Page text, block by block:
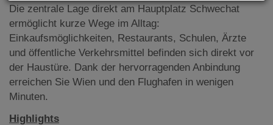
Die zentrale Lage direkt am Hauptplatz Schwechat
ermöglicht kurze Wege im Alltag:
Einkaufsmöglichkeiten, Restaurants, Schulen, Ärzte
und öffentliche Verkehrsmittel befinden sich direkt vor
der Haustüre. Dank der hervorragenden Anbindung
erreichen Sie Wien und den Flughafen in wenigen
Minuten.
Highlights